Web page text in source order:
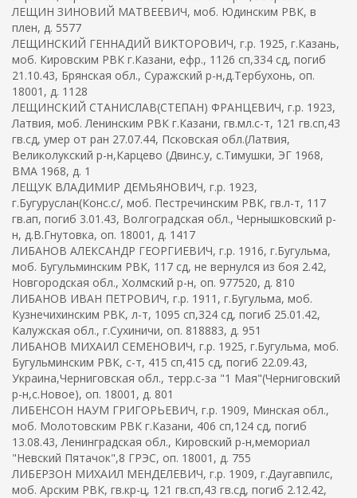
ЛЕЩИН ЗИНОВИЙ МАТВЕЕВИЧ, моб. Юдинским РВК, в
плен, д. 5577
ЛЕЩИНСКИЙ ГЕННАДИЙ ВИКТОРОВИЧ, г.р. 1925, г.Казань,
моб. Кировским РВК г.Казани, ефр., 1126 сп,334 сд, погиб
21.10.43, Брянская обл., Суражский р-н,д.Тербухонь, оп.
18001, д. 1128
ЛЕЩИНСКИЙ СТАНИСЛАВ(СТЕПАН) ФРАНЦЕВИЧ, г.р. 1923,
Латвия, моб. Ленинским РВК г.Казани, гв.мл.с-т, 121 гв.сп,43
гв.сд, умер от ран 27.07.44, Псковская обл.(Латвия,
Великолукский р-н,Карцево (Двинс.у, с.Тимушки, ЭГ 1968,
ВМА 1968, д. 1
ЛЕЩУК ВЛАДИМИР ДЕМЬЯНОВИЧ, г.р. 1923,
г.Бугуруслан(Конс.с/, моб. Пестречинским РВК, гв.л-т, 117
гв.ап, погиб 3.01.43, Волгоградская обл., Чернышковский р-
н, д.В.Гнутовка, оп. 18001, д. 1417
ЛИБАНОВ АЛЕКСАНДР ГЕОРГИЕВИЧ, г.р. 1916, г.Бугульма,
моб. Бугульминским РВК, 117 сд, не вернулся из боя 2.42,
Новгородская обл., Холмский р-н, оп. 977520, д. 810
ЛИБАНОВ ИВАН ПЕТРОВИЧ, г.р. 1911, г.Бугульма, моб.
Кузнечихинским РВК, л-т, 1095 сп,324 сд, погиб 25.01.42,
Калужская обл., г.Сухиничи, оп. 818883, д. 951
ЛИБАНОВ МИХАИЛ СЕМЕНОВИЧ, г.р. 1925, г.Бугульма, моб.
Бугульминским РВК, с-т, 415 сп,415 сд, погиб 22.09.43,
Украина,Черниговская обл., терр.с-за "1 Мая"(Черниговский
р-н,с.Новое), оп. 18001, д. 801
ЛИБЕНСОН НАУМ ГРИГОРЬЕВИЧ, г.р. 1909, Минская обл.,
моб. Молотовским РВК г.Казани, 406 сп,124 сд, погиб
13.08.43, Ленинградская обл., Кировский р-н,мемориал
"Невский Пятачок",8 ГРЭС, оп. 18001, д. 755
ЛИБЕРЗОН МИХАИЛ МЕНДЕЛЕВИЧ, г.р. 1909, г.Даугавпилс,
моб. Арским РВК, гв.кр-ц, 121 гв.сп,43 гв.сд, погиб 2.12.42,